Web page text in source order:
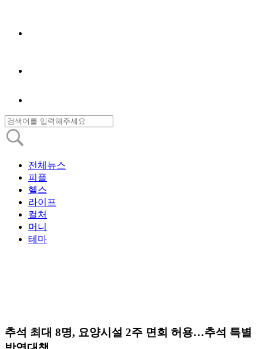
전체뉴스
피플
헬스
라이프
컬처
머니
테마
추석 최대 8명, 요양시설 2주 면회 허용…추석 특별